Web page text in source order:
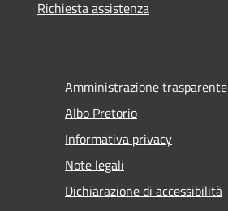
Richiesta assistenza
Amministrazione trasparente
Albo Pretorio
Informativa privacy
Note legali
Dichiarazione di accessibilità